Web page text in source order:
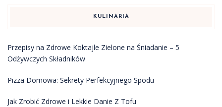
KULINARIA
Przepisy na Zdrowe Koktajle Zielone na Śniadanie – 5
Odżywczych Składników
Pizza Domowa: Sekrety Perfekcyjnego Spodu
Jak Zrobić Zdrowe i Lekkie Danie Z Tofu